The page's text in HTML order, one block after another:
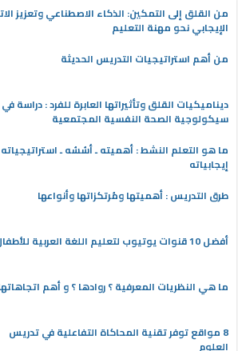
من القلق إلى التمكين: الذكاء الاصطناعي وتعزيز
الإيجابي نحو مهنة التعليم
من أهم استراتيجيات التدريس الحديثة
ديناميكيات القلق وتأثيراتها العابرة للفرد : دراسة في
سيكولوجية الصحة النفسية المجتمعية
ما هو التعلم النشط : أهميته ـ أسُسُه ـ استراتيجياته
إيجابياته
طرق التدريس : أهميتها ومُرتكزاتها وأنواعها
أفضل 10 قنوات يوتيوب لتعليم اللغة العربية للأطفال
ما هي النظريات المعرفية ؟ روادها ؟ و أهم
8 مواقع توفر تقنية المحاكاة التفاعلية في تدريس
العلوم